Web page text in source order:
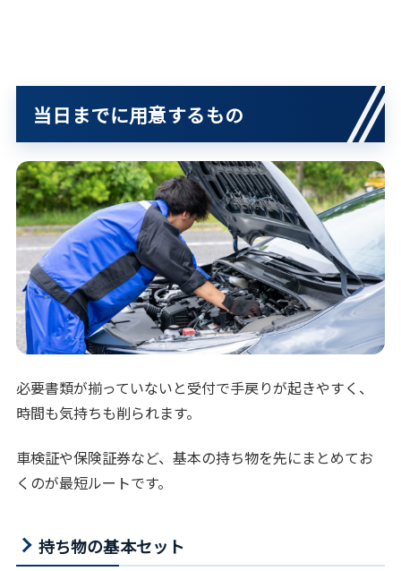
当日までに用意するもの
必要書類が揃っていないと受付で手戻りが起きやすく、
時間も気持ちも削られます。
車検証や保険証券など、基本の持ち物を先にまとめてお
くのが最短ルートです。
持ち物の基本セット